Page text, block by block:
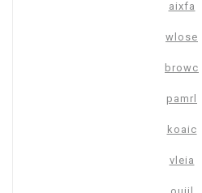
aixfa
wlose
browc
pamrl
koaic
vleia